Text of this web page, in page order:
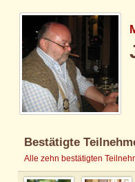
Bestätigte
Alle zehn bestätigten